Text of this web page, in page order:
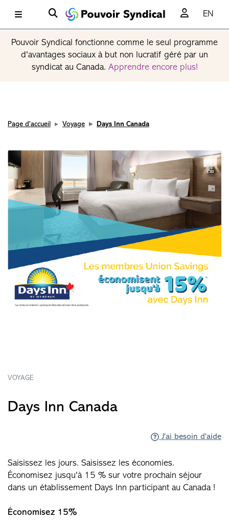
EN
Pouvoir Syndical fonctionne comme le seul programme
d'avantages sociaux à but non lucratif géré par un
syndicat au Canada. Apprendre encore plus!
Page d'accueil Voyage Days Inn Canada
VOYAGE
Days Inn Canada
J'ai besoin d'aide
Saisissez les jours. Saisissez les économies.
Économisez jusqu'à 15 % sur votre prochain séjour
dans un établissement Days Inn participant au Canada !
Économisez 15%